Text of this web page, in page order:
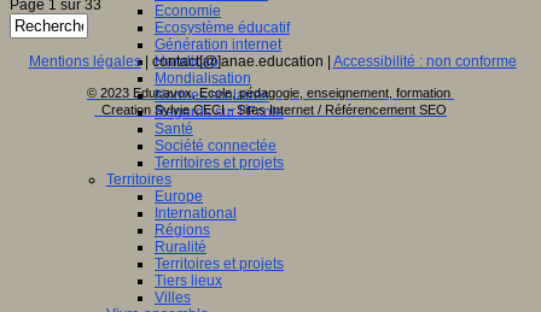
Economie
Ecosystème éducatif
Génération internet
Handicap
Mondialisation
Normes scolaires
Regards sur l’Ecole
Santé
Société connectée
Territoires et projets
Territoires
Europe
International
Régions
Ruralité
Territoires et projets
Tiers lieux
Villes
Page 1 sur 33
Mentions légales| contact[@]anae.education | Accessibilité : non conforme
© 2023 Educavox, Ecole, pédagogie, enseignement, formation
Creation Sylvie CECI - Sites Internet / Référencement SEO